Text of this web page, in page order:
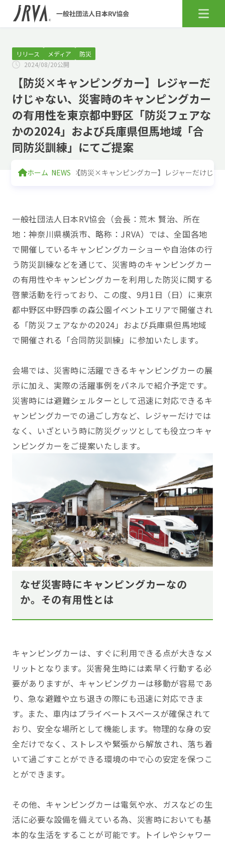
リリース メディア
防災
2024/08/20公開
【防災×キャンピングカー】レジャーだ
けじゃない、災害時のキャンピングカー
の有用性を東京都中野区「防災フェアな
かの2024」および兵庫県但馬地域「合
同防災訓練」にてご提案
ホーム NEWS 【防災×キャンピングカー】レジャーだけじ
一般社団法人日本RV協会（会長：荒木 賢治、所在
地：神奈川県横浜市、略称：JRVA）では、全国各地
で開催しているキャンピングカーショーや自治体の行
う防災訓練などを通じて、災害時のキャンピングカー
の有用性やキャンピングカーを利用した防災に関する
啓蒙活動を行っており、この度、9月1日（日）に東京
都中野区中野四季の森公園イベントエリアで開催され
る「防災フェアなかの2024」および兵庫県但馬地域
で開催される「合同防災訓練」に参加いたします。
会場では、災害時に活躍できるキャンピングカーの展
示に加え、実際の活躍事例をパネルで紹介予定です。
災害時には避難シェルターとして迅速に対応できるキ
ャンピングカーでの過ごし方など、レジャーだけでは
なく、いざという時に防災グッツとしても役立つキャ
ンピングカーをご提案いたします。
なぜ災害時にキャンピングカーなの
か。その有用性とは
キャンピングカーは、すぐに利用できる点が大きなメ
リットとなります。災害発生時には素早く行動する必
要がありますが、キャンピングカーは移動が容易であ
り、急な避難や立ち退きの際にも迅速に対応できま
す。また、車内はプライベートスペースが確保されて
おり、安全な場所として機能します。物理的な身の安
全だけでなく、ストレスや緊張から解放され、落ち着
いて過ごすことができる環境の中で心の安定を保つこ
とができます。
その他、キャンピングカーは電気や水、ガスなどの生
活に必要な設備を備えている為、災害時においても基
本的な生活をすることが可能です。トイレやシャワー